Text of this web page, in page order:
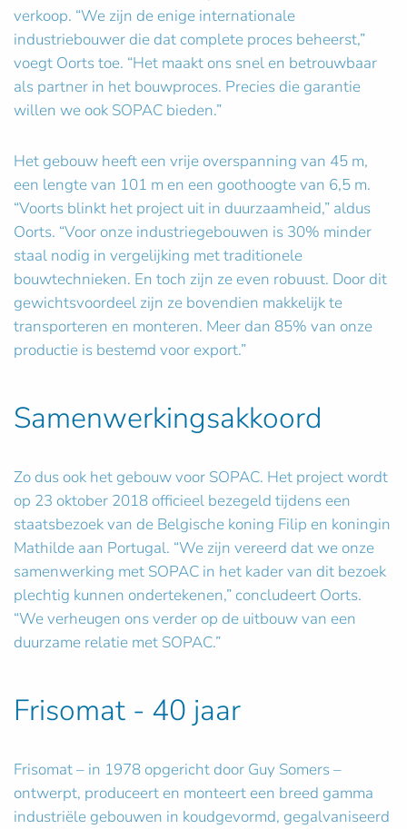
verkoop. “We zijn de enige internationale
industriebouwer die dat complete proces beheerst,”
voegt Oorts toe. “Het maakt ons snel en betrouwbaar
als partner in het bouwproces. Precies die garantie
willen we ook SOPAC bieden.”
Het gebouw heeft een vrije overspanning van 45 m,
een lengte van 101 m en een goothoogte van 6,5 m.
“Voorts blinkt het project uit in duurzaamheid,” aldus
Oorts. “Voor onze industriegebouwen is 30% minder
staal nodig in vergelijking met traditionele
bouwtechnieken. En toch zijn ze even robuust. Door dit
gewichtsvoordeel zijn ze bovendien makkelijk te
transporteren en monteren. Meer dan 85% van onze
productie is bestemd voor export.”
Samenwerkingsakkoord
Zo dus ook het gebouw voor SOPAC. Het project wordt
op 23 oktober 2018 officieel bezegeld tijdens een
staatsbezoek van de Belgische koning Filip en koningin
Mathilde aan Portugal. “We zijn vereerd dat we onze
samenwerking met SOPAC in het kader van dit bezoek
plechtig kunnen ondertekenen,” concludeert Oorts.
“We verheugen ons verder op de uitbouw van een
duurzame relatie met SOPAC.”
Frisomat - 40 jaar
Frisomat – in 1978 opgericht door Guy Somers –
ontwerpt, produceert en monteert een breed gamma
industriële gebouwen in koudgevormd, gegalvaniseerd